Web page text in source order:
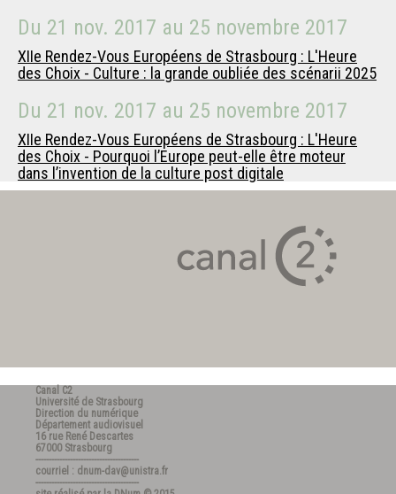
Du 21 nov. 2017 au 25 novembre 2017
XIIe Rendez-Vous Européens de Strasbourg : L'Heure
des Choix - Culture : la grande oubliée des scénarii 2025
Du 21 nov. 2017 au 25 novembre 2017
XIIe Rendez-Vous Européens de Strasbourg : L'Heure
des Choix - Pourquoi l’Europe peut-elle être moteur
dans l’invention de la culture post digitale
Canal C2
Université de Strasbourg
Direction du numérique
Département audiovisuel
16 rue René Descartes
67000 Strasbourg
---------------------------------------
courriel : dnum-dav@unistra.fr
---------------------------------------